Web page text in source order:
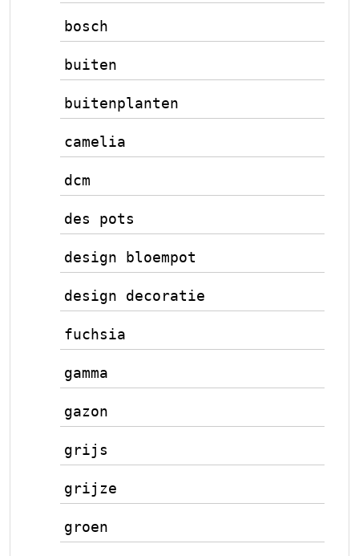
bosch
buiten
buitenplanten
camelia
dcm
des pots
design bloempot
design decoratie
fuchsia
gamma
gazon
grijs
grijze
groen